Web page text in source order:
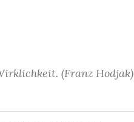
(Franz Hodjak)